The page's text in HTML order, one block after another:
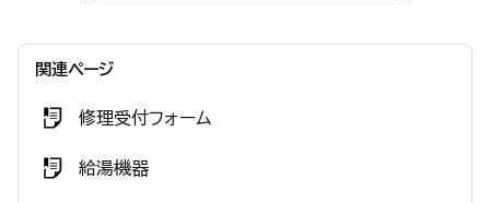
関連ページ
修理受付フォーム
給湯機器